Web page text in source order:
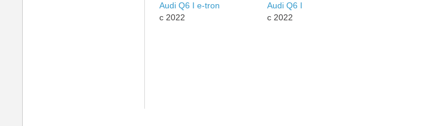
Audi Q6 I e-tron
c 2022
Audi Q6 I
c 2022